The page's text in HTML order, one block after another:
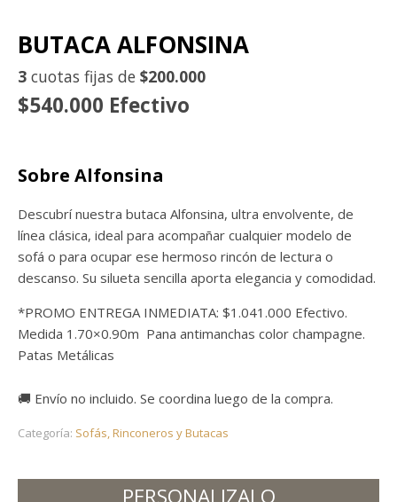
BUTACA ALFONSINA
3 cuotas fijas de $200.000
$540.000 Efectivo
Sobre Alfonsina
Descubrí nuestra butaca Alfonsina, ultra envolvente, de
línea clásica, ideal para acompañar cualquier modelo de
sofá o para ocupar ese hermoso rincón de lectura o
descanso. Su silueta sencilla aporta elegancia y comodidad.
*PROMO ENTREGA INMEDIATA: $1.041.000 Efectivo.
Medida 1.70×0.90m Pana antimanchas color champagne.
Patas Metálicas
🚚 Envío no incluido. Se coordina luego de la compra.
Categoría: Sofás, Rinconeros y Butacas
PERSONALIZALO